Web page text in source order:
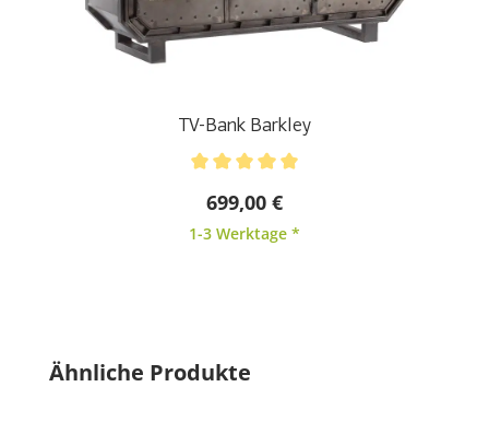
TV-Bank Barkley
699,00 €
1-3 Werktage *
Produktgalerie überspringen
Ähnliche Produkte